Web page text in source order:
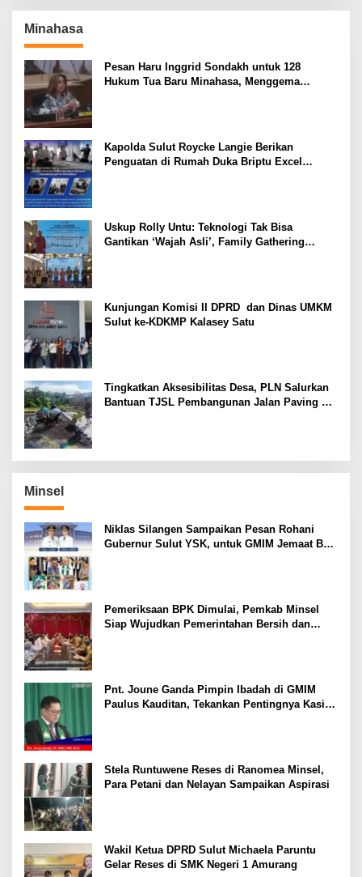
Minahasa
Pesan Haru Inggrid Sondakh untuk 128
Hukum Tua Baru Minahasa, Menggema
Kapolda Sulut Roycke Langie Berikan
Penguatan di Rumah Duka Briptu Excel
Uskup Rolly Untu: Teknologi Tak Bisa
Gantikan ‘Wajah Asli’, Family Gathering
Kunjungan Komisi II DPRD dan Dinas UMKM
Sulut ke-KDKMP Kalasey Satu
Tingkatkan Aksesibilitas Desa, PLN Salurkan
Bantuan TJSL Pembangunan Jalan Paving di
Minsel
Niklas Silangen Sampaikan Pesan Rohani
Gubernur Sulut YSK, untuk GMIM Jemaat Bait
Pemeriksaan BPK Dimulai, Pemkab Minsel
Siap Wujudkan Pemerintahan Bersih dan
Pnt. Joune Ganda Pimpin Ibadah di GMIM
Paulus Kauditan, Tekankan Pentingnya Kasih
Stela Runtuwene Reses di Ranomea Minsel,
Para Petani dan Nelayan Sampaikan Aspirasi
Wakil Ketua DPRD Sulut Michaela Paruntu
Gelar Reses di SMK Negeri 1 Amurang